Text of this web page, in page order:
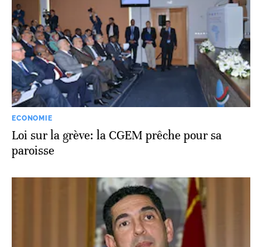
ECONOMIE
Loi sur la grève: la CGEM prêche pour sa
paroisse